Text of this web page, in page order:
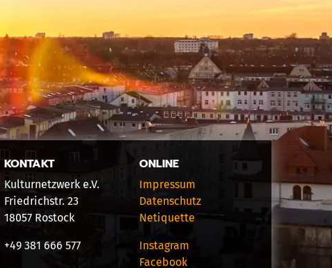
KONTAKT
Kulturnetzwerk e.V.
Friedrichstr. 23
18057 Rostock
+49 381 666 577
ONLINE
Impressum
Datenschutz
Netiquette
Instagram
Facebook